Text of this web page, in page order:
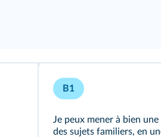
B1
Je peux mener à bien
des sujets familiers, en